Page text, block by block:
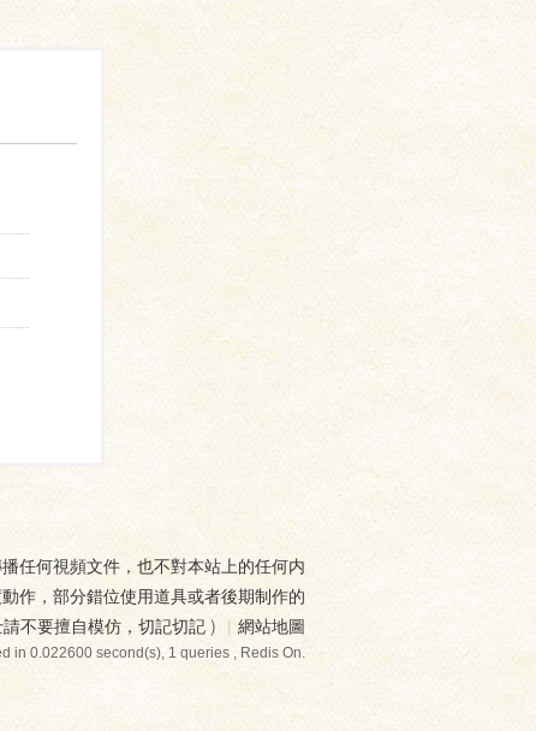
任何視頻文件，也不對本站上的任何内
作，部分錯位使用道具或者後期制作的
不要擅自模仿，切記切記 ) | 網站地圖
in 0.022600 second(s), 1 queries , Redis On.